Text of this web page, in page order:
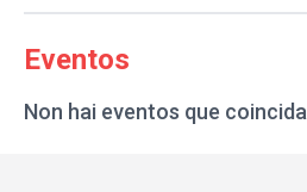
Eventos
Non hai eventos que